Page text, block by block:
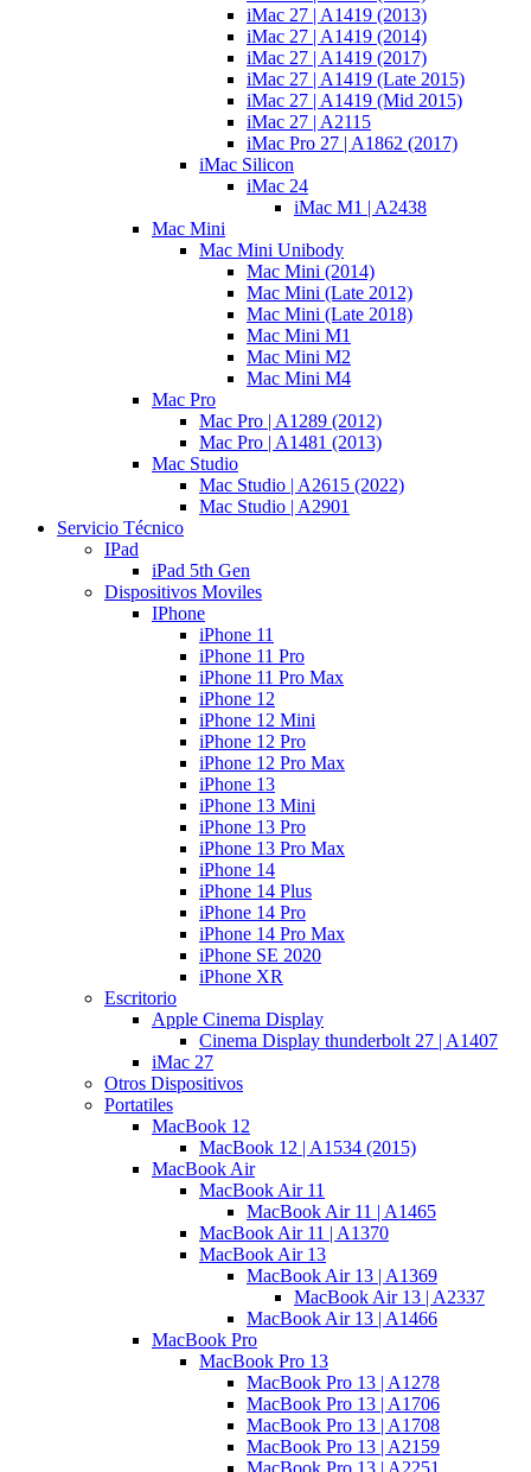
iMac 27 | A1419 (2013)
iMac 27 | A1419 (2014)
iMac 27 | A1419 (2017)
iMac 27 | A1419 (Late 2015)
iMac 27 | A1419 (Mid 2015)
iMac 27 | A2115
iMac Pro 27 | A1862 (2017)
iMac Silicon
iMac 24
iMac M1 | A2438
Mac Mini
Mac Mini Unibody
Mac Mini (2014)
Mac Mini (Late 2012)
Mac Mini (Late 2018)
Mac Mini M1
Mac Mini M2
Mac Mini M4
Mac Pro
Mac Pro | A1289 (2012)
Mac Pro | A1481 (2013)
Mac Studio
Mac Studio | A2615 (2022)
Mac Studio | A2901
Servicio Técnico
IPad
iPad 5th Gen
Dispositivos Moviles
IPhone
iPhone 11
iPhone 11 Pro
iPhone 11 Pro Max
iPhone 12
iPhone 12 Mini
iPhone 12 Pro
iPhone 12 Pro Max
iPhone 13
iPhone 13 Mini
iPhone 13 Pro
iPhone 13 Pro Max
iPhone 14
iPhone 14 Plus
iPhone 14 Pro
iPhone 14 Pro Max
iPhone SE 2020
iPhone XR
Escritorio
Apple Cinema Display
Cinema Display thunderbolt 27 | A1407
iMac 27
Otros Dispositivos
Portatiles
MacBook 12
MacBook 12 | A1534 (2015)
MacBook Air
MacBook Air 11
MacBook Air 11 | A1465
MacBook Air 11 | A1370
MacBook Air 13
MacBook Air 13 | A1369
MacBook Air 13 | A2337
MacBook Air 13 | A1466
MacBook Pro
MacBook Pro 13
MacBook Pro 13 | A1278
MacBook Pro 13 | A1706
MacBook Pro 13 | A1708
MacBook Pro 13 | A2159